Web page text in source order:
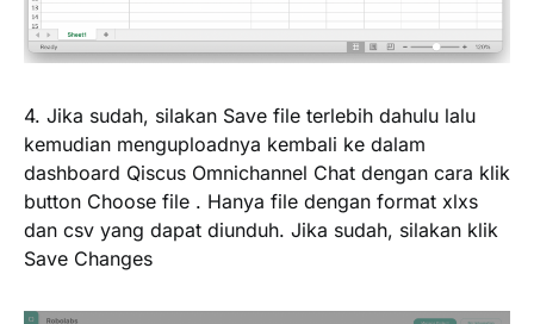
4. Jika sudah, silakan Save file terlebih dahulu lalu
kemudian menguploadnya kembali ke dalam
dashboard Qiscus Omnichannel Chat dengan cara klik
button Choose file . Hanya file dengan format xlxs
dan csv yang dapat diunduh. Jika sudah, silakan klik
Save Changes